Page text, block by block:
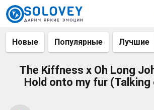
Новые Популярные Лучшие
The Kiffness x Oh Long
Hold onto my fur